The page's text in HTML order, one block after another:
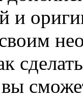
и
сделать
вы